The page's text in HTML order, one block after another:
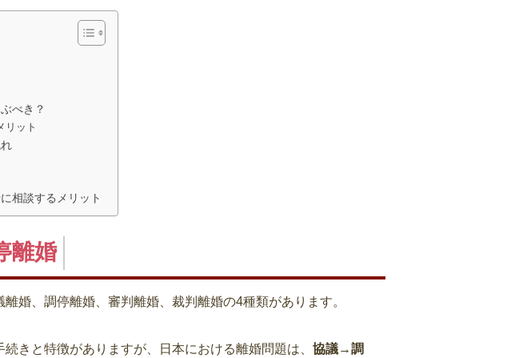
べき？
リット
相談するメリット
離婚
婚、調停離婚、審判離婚、裁判離婚の4種類があります。
きと特徴がありますが、日本における離婚問題は、 協議→調